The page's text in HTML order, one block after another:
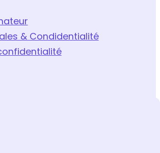
& Condidentialité